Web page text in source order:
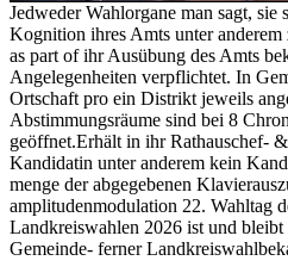
Jedweder Wahlorgane man sagt, sie
Kognition ihres Amts unter
as part of ihr Ausübung des Amts
Angelegenheiten verpflichtet. In
Ortschaft pro ein Distrikt jeweils
Abstimmungsräume sind bei 8
geöffnet.Erhält in ihr Rathauschef-
Kandidatin unter anderem kein
menge der abgegebenen
amplitudenmodulation 22. Wahltag
Landkreiswahlen 2026 ist und
Gemeinde- ferner